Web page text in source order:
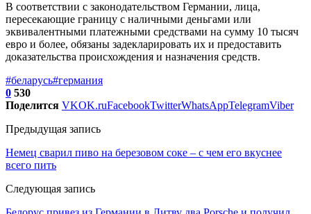
В соответствии с законодательством Германии, лица,
пересекающие границу с наличными деньгами или
эквивалентными платежными средствами на сумму 10 тысяч
евро и более, обязаны задекларировать их и предоставить
доказательства происхождения и назначения средств.
#беларусь#германия
0 530
Поделится VKOK.ruFacebookTwitterWhatsAppTelegramViber
Предыдущая запись
Немец сварил пиво на березовом соке – с чем его вкуснее
всего пить
Следующая запись